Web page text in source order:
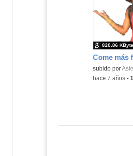
Come más
Contenido
subido por
820.86
-hace 7 años-